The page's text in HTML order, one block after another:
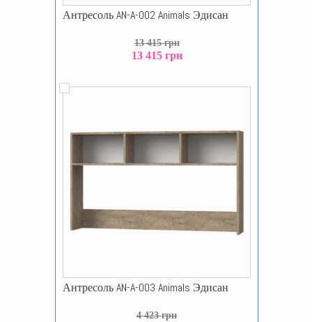
Антресоль AN-A-002 Animals Эдисан
13 415 грн
13 415 грн
Антресоль AN-A-003 Animals Эдисан
4 423 грн